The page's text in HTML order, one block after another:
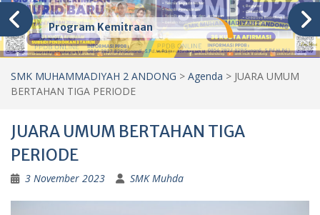
Program Kemitraan
SMK MUHAMMADIYAH 2 ANDONG > Agenda > JUARA UMUM
BERTAHAN TIGA PERIODE
JUARA UMUM BERTAHAN TIGA
PERIODE
3 November 2023 SMK Muhda